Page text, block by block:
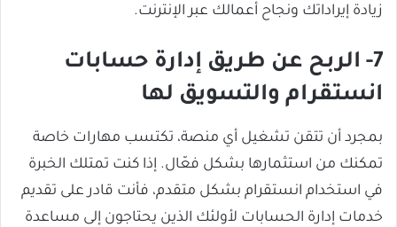
زيادة إيراداتك ونجاح أعمالك عبر الإنترنت.
7- الربح عن طريق إدارة حسابات
انستقرام والتسويق لها
بمجرد أن تتقن تشغيل أي منصة، تكتسب مهارات خاصة
تمكنك من استثمارها بشكل فعّال. إذا كنت تمتلك الخبرة
في استخدام انستقرام بشكل متقدم، فأنت قادر على تقديم
خدمات إدارة الحسابات لأولئك الذين يحتاجون إلى مساعدة